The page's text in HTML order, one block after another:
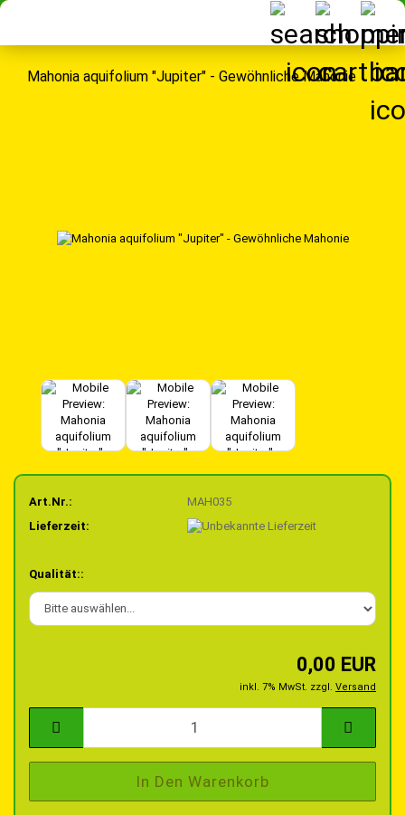
Mahonia aquifolium "Jupiter" - Gewöhnliche Mahonie
Art.Nr.:
MAH035
Lieferzeit:
Qualität::
0,00 EUR
inkl. 7% MwSt. zzgl. Versand